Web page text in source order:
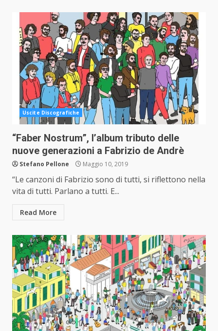
Uscite Discografiche
“Faber Nostrum”, l’album tributo delle
nuove generazioni a Fabrizio de Andrè
Stefano Pellone Maggio 10, 2019
“Le canzoni di Fabrizio sono di tutti, si riflettono nella
vita di tutti. Parlano a tutti. E...
Read More